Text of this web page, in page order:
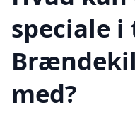
speciale
med?